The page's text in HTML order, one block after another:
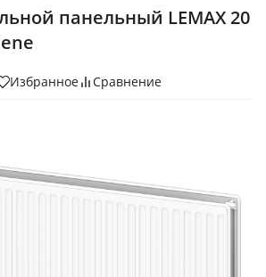
панельный LEMAX 20
Избранное Сравнение